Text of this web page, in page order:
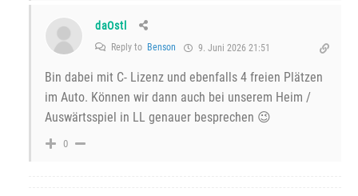
daOstl
Reply to Benson 9. Juni 2026 21:51
Bin dabei mit C- Lizenz und ebenfalls 4 freien Plätzen
im Auto. Können wir dann auch bei unserem Heim /
Auswärtsspiel in LL genauer besprechen 😉
0